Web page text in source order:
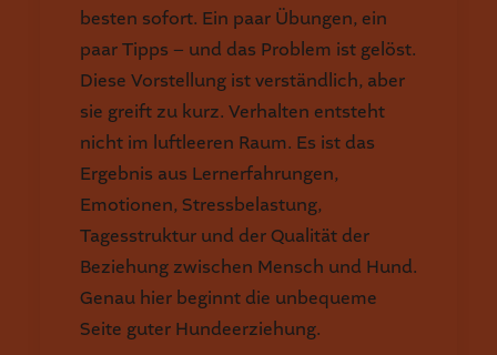
besten sofort. Ein paar Übungen, ein
paar Tipps – und das Problem ist gelöst.
Diese Vorstellung ist verständlich, aber
sie greift zu kurz. Verhalten entsteht
nicht im luftleeren Raum. Es ist das
Ergebnis aus Lernerfahrungen,
Emotionen, Stressbelastung,
Tagesstruktur und der Qualität der
Beziehung zwischen Mensch und Hund.
Genau hier beginnt die unbequeme
Seite guter Hundeerziehung.